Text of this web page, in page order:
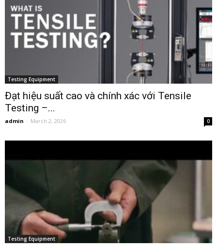
Testing Equipment
Đạt hiệu suất cao và chính xác với Tensile
Testing –...
admin - March 2, 2026 0
Testing Equipment